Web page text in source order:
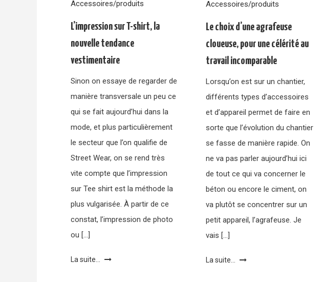
Accessoires/produits
L’impression sur T-shirt, la
nouvelle tendance
vestimentaire
Sinon on essaye de regarder de
manière transversale un peu ce
qui se fait aujourd’hui dans la
mode, et plus particulièrement
le secteur que l’on qualifie de
Street Wear, on se rend très
vite compte que l’impression
sur Tee shirt est la méthode la
plus vulgarisée. À partir de ce
constat, l’impression de photo
ou […]
La suite...
Accessoires/produits
Le choix d’une agrafeuse
cloueuse, pour une célérité au
travail incomparable
Lorsqu’on est sur un chantier,
différents types d’accessoires
et d’appareil permet de faire en
sorte que l’évolution du chantier
se fasse de manière rapide. On
ne va pas parler aujourd’hui ici
de tout ce qui va concerner le
béton ou encore le ciment, on
va plutôt se concentrer sur un
petit appareil, l’agrafeuse. Je
vais […]
La suite...